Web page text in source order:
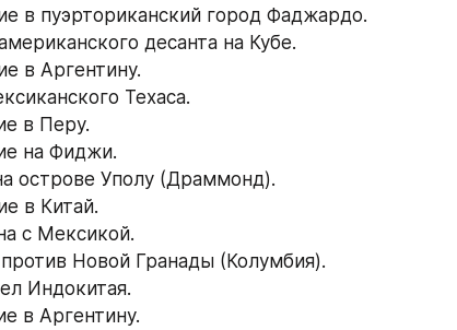
в пуэрториканский город Фаджардо.
десанта на Кубе.
в Аргентину.
Техаса.
в Перу.
на Фиджи.
острове Уполу (Драммонд).
в Китай.
с Мексикой.
против Новой Гранады (Колумбия).
Индокитая.
в Аргентину.